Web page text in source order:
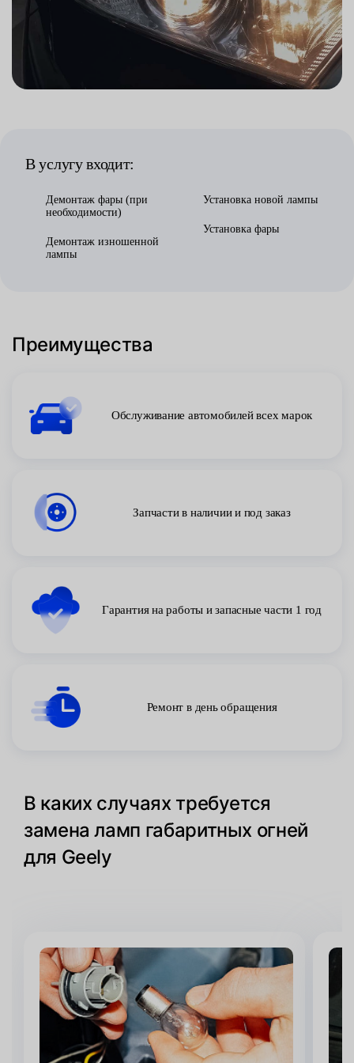
В услугу входит:
Демонтаж фары (при
необходимости)
Демонтаж изношенной
лампы
Установка новой лампы
Установка фары
Преимущества
Обслуживание автомобилей всех марок
Запчасти в наличии и под заказ
Гарантия на работы и запасные части 1 год
Ремонт в день обращения
В каких случаях требуется
замена ламп габаритных огней
для Geely